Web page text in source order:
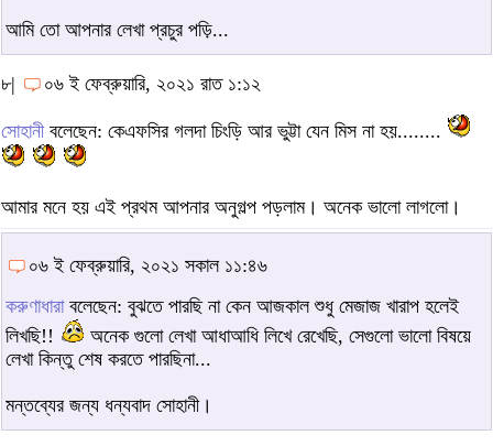
আমি তো আপনার লেখা প্রচুর পড়ি...
৮| ০৬ ই ফেব্রুয়ারি, ২০২১ রাত ১:১২
সোহানীবলেছেন: কেএফসির গলদা চিংড়ি আর ভুট্টা যেন মিস না হয়........
আমার মনে হয় এই প্রথম আপনার অনুগল্প পড়লাম। অনেক ভালো লাগলো।
০৬ ই ফেব্রুয়ারি, ২০২১ সকাল ১১:৪৬
করুণাধারাবলেছেন: বুঝতে পারছি না কেন আজকাল শুধু মেজাজ খারাপ হলেই
লিখছি!!
অনেক গুলো লেখা আধাআধি লিখে রেখেছি, সেগুলো ভালো বিষয়ে
লেখা কিন্তু শেষ করতে পারছিনা...
মন্তব্যের জন্য ধন্যবাদ সোহানী।